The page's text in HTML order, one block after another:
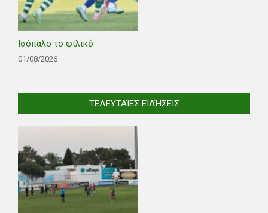
Ισόπαλο το φιλικό
01/08/2026
ΤΕΛΕΥΤΑΊΕΣ ΕΙΔΉΣΕΙΣ